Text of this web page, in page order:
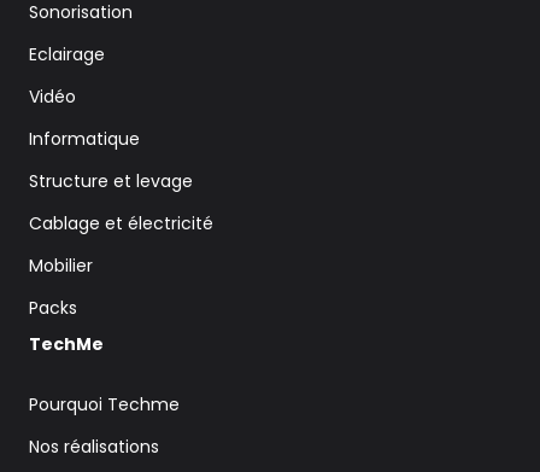
Sonorisation
Eclairage
Vidéo
Informatique
Structure et levage
Cablage et électricité
Mobilier
Packs
TechMe
Pourquoi Techme
Nos réalisations